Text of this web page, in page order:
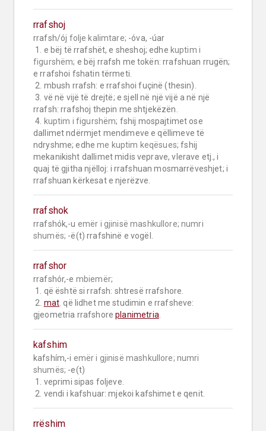
rrafshoj
rrafsh/ój folje kalimtare; -óva, -úar
1. e bëj të rrafshët, e sheshoj; edhe kuptim i
figurshëm; e bëj rrafsh me tokën: rrafshuan rrugën;
e rrafshoi fshatin tërmeti.
rrafsh: rrafshoj thepin me shtjekëzën.
4. kuptim i figurshëm; fshij mospajtimet ose
dallimet ndërmjet mendimeve e qëllimeve të
ndryshme; edhe me kuptim keqësues; fshij
mekanikisht dallimet midis veprave, vlerave etj., i
quaj të gjitha njëlloj: i rrafshuan mosmarrëveshjet; i
rrafshuan kërkesat e njerëzve.
rrafshok
rrafshók,-u emër i gjinisë mashkullore; numri
shumës; -ë(t) rrafshinë e vogël.
rrafshor
rrafshór,-e mbiemër;
2. mat . që lidhet me studimin e rrafsheve:
gjeometria rrafshore planimetria
kafshim
kafshím,-i emër i gjinisë mashkullore; numri
shumës; -e(t)
2. vendi i kafshuar: mjekoi kafshimet e qenit.
rrëshim